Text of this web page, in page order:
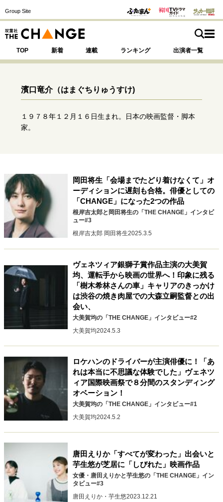
Group Site
TOP 新着 連載 ランキング 出演者一覧
SPECIAL 注目の記事テーマで探す
未知への挑戦
プロフェッショナルの矜持
表現者の葛藤
人生が動いた日 10代の挫折と原点
キャリア・働き方
夢を掴む選択
経営・ビジネス
リーダーの流儀
マインドセット
重圧との向き合い方 一流のルーティン
忘れられない言葉
10代・20代の土台
ライフスタイル・生き方
40代からの景色 50代のリアル
美しさの哲学
パートナーとの歩み方
親になるということ
病が教えてくれたこと
熱狂できるもの
一生モノの愛用品
濱口竜介（はまぐちりゅうすけ)
１９７８年１２月１６日生まれ。日本の映画監督・脚本
家。
岡田将生「会場までたどり着けなくて」オ
ーディションに遅刻も合格。俳優としての
「CHANGE」になった2つの作品
根岸吉太郎と岡田将生の「THE CHANGE」インタビ
ュー#3
根岸吉太郎 岡田将生2025.3.5
ヴェネツィア銀獅子賞作品主演の大美賀
均、運転手から映画の世界へ！印象に残る
「樹木希林さんの車」キャリアのきっかけ
は渋谷の焼き肉屋での大森立嗣監督との出
会い、
大美賀均の「THE CHANGE」インタビュー#2
大美賀均2024.5.3
ロケハンのドライバーが主演俳優に！「あ
れは本当に不思議な体験でした」ヴェネツ
ィア国際映画祭で８分間のスタンディング
オベーション！
大美賀均の「THE CHANGE」インタビュー#1
大美賀均2024.5.2
唐田えりか「すべてが変わった」出会いと
芋生悠が芝居に「しびれた」映画作品
女優・唐田えりかと芋生悠の「THE CHANGE」イン
タビュー#3
唐田えりか・芋生悠2023.12.21